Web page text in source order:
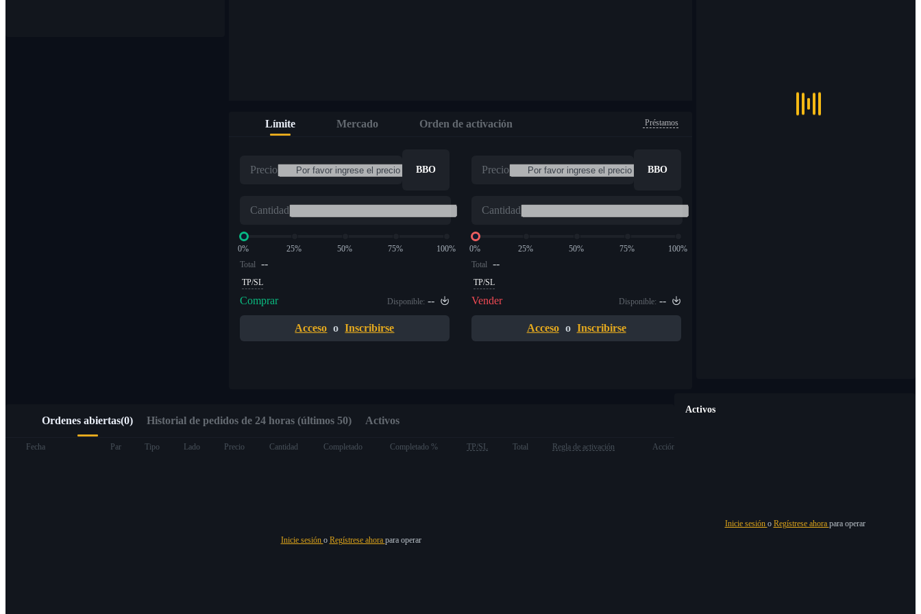
Comercio de criptomonedas a múltiplos apalancados
Futuros
Límite Mercado Orden de activación Préstamos
Precio BBO
Cantidad
0% 25% 50% 75%
100%
Total --
TP/SL
Comprar Disponible: --
Acceso o Inscribirse
Precio BBO
Cantidad
0% 25% 50% 75%
100%
Total --
TP/SL
Vender Disponible: --
Acceso o Inscribirse
Ordenes abiertas(0) Historial de pedidos de 24 horas (últimos 50) Activos
Fecha Par Tipo Lado Precio Cantidad Completado Completado % TP/SL Total Regla de activación Acción
Inicie sesión o Regístrese ahora para operar
Activos
Inicie sesión o Regístrese ahora para operar